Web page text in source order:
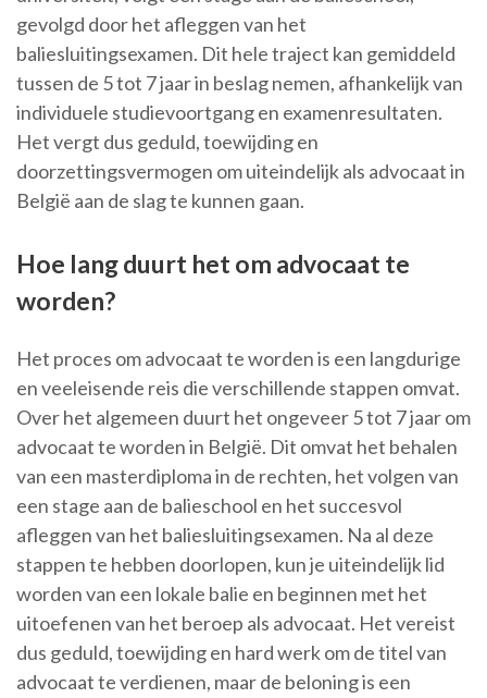
gevolgd door het afleggen van het
baliesluitingsexamen. Dit hele traject kan gemiddeld
tussen de 5 tot 7 jaar in beslag nemen, afhankelijk van
individuele studievoortgang en examenresultaten.
Het vergt dus geduld, toewijding en
doorzettingsvermogen om uiteindelijk als advocaat in
België aan de slag te kunnen gaan.
Hoe lang duurt het om advocaat te
worden?
Het proces om advocaat te worden is een langdurige
en veeleisende reis die verschillende stappen omvat.
Over het algemeen duurt het ongeveer 5 tot 7 jaar om
advocaat te worden in België. Dit omvat het behalen
van een masterdiploma in de rechten, het volgen van
een stage aan de balieschool en het succesvol
afleggen van het baliesluitingsexamen. Na al deze
stappen te hebben doorlopen, kun je uiteindelijk lid
worden van een lokale balie en beginnen met het
uitoefenen van het beroep als advocaat. Het vereist
dus geduld, toewijding en hard werk om de titel van
advocaat te verdienen, maar de beloning is een